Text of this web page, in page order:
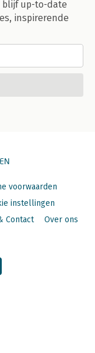
blijf up-to-date
inspirerende
voorwaarden
instellingen
Contact Over ons